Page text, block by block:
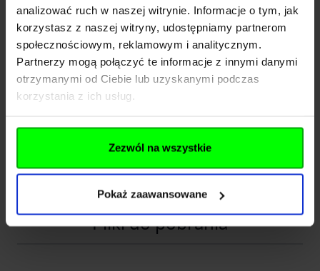
analizować ruch w naszej witrynie. Informacje o tym, jak
korzystasz z naszej witryny, udostępniamy partnerom
społecznościowym, reklamowym i analitycznym.
Partnerzy mogą połączyć te informacje z innymi danymi
otrzymanymi od Ciebie lub uzyskanymi podczas
korzystania z ich usług.
Zezwól na wszystkie
Pokaż zaawansowane
Nazwa
GF Corp Sp. z o.o. Sp. K.
Kraj
Polska
Adres
Wrocław
E-mail
b2b@gfcorp.pl
Pliki do pobrania